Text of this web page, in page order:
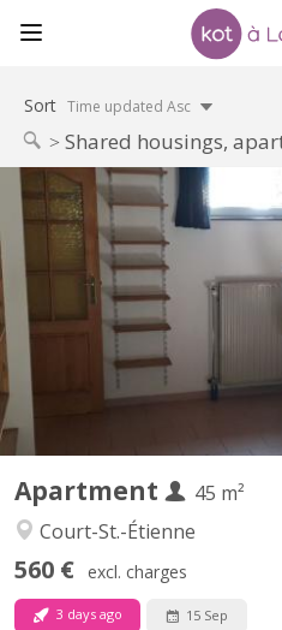
Sort Time updated Asc
Shared housings,
Apartment
45 m²
Court-St.-Étienne
560 € excl. charges
3 days ago 15 Sep
Uniquement pour 1
studio meublé
état Loyer mensuel 560 euros,
par mois = 660 euros TOUT
eau, internet) Pas de